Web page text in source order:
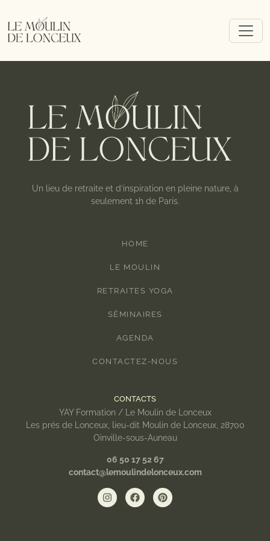
Un lieu de retraite et d’inspiration en pleine nature, à
seulement 1h de Paris.
HOME
LE MOULIN
RETRAITES YOGA
SÉMINAIRES
AGENDA
CONTACTEZ-NOUS
CONTACTS
YAY Formation / Le Moulin de Lonceux
Les prés de Lonceux, lieu-dit Moulin de Lonceux, 28700
Oinville-sous-Auneau
06 50 17 52 67
contact@lemoulindelonceux.com